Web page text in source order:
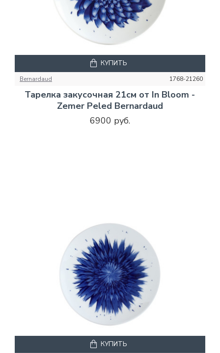
Bernardaud 1768-21260
Тарелка закусочная 21см от In Bloom -
Zemer Peled Bernardaud
6900 руб.
КУПИТЬ
КУПИТЬ